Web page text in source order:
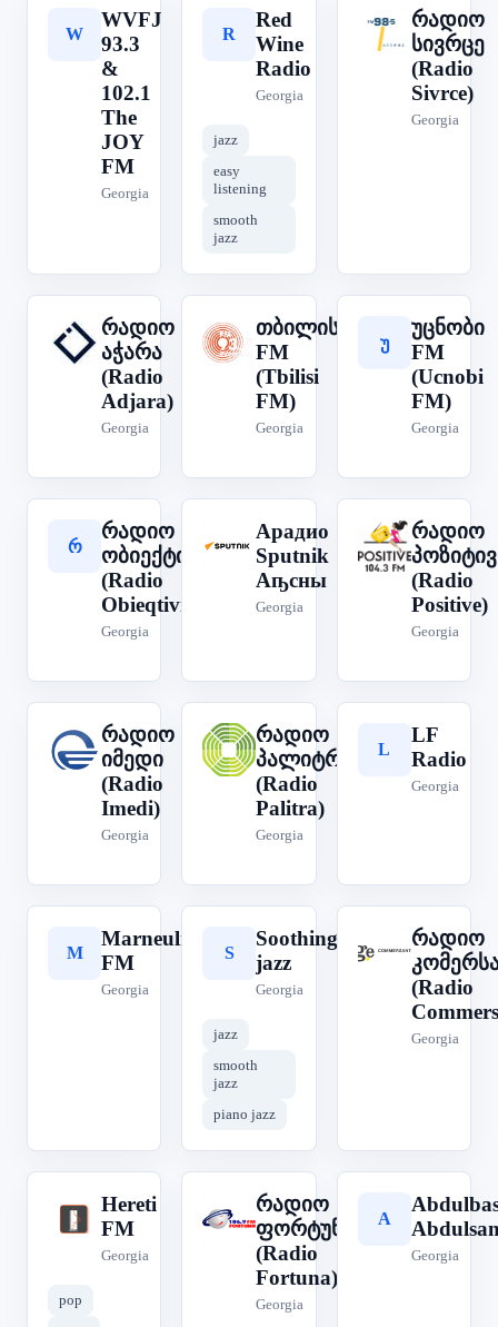
W
WVFJ
93.3
&
102.1
The
JOY
FM
Georgia
R
Red
Wine
Radio
Georgia
jazz
easy
listening
smooth
jazz
რ
რადიო
სივრცე
(Radio
Sivrce)
Georgia
რ
რადიო
აჭარა
(Radio
Adjara)
Georgia
თ
თბილისი
FM
(Tbilisi
FM)
Georgia
უ
უცნობი
FM
(Ucnobi
FM)
Georgia
რ
რადიო
ობიექტივი
(Radio
Obieqtivi)
Georgia
А
Арадио
Sputnik
Аҧсны
Georgia
რ
რადიო
(Radio
Positive)
Georgia
რ
რადიო
იმედი
(Radio
Imedi)
Georgia
რ
რადიო
პალიტრა
(Radio
Palitra)
Georgia
L
LF
Radio
Georgia
M
Marneuli
FM
Georgia
S
Soothing
jazz
Georgia
jazz
smooth
jazz
piano jazz
რ
რადიო
(Radio
Georgia
H
Hereti
FM
Georgia
pop
რ
რადიო
ფორტუნა
(Radio
Fortuna)
Georgia
A
Georgia